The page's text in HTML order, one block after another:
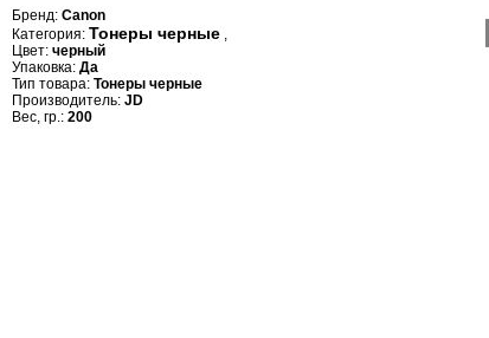
Бренд: Canon
Категория: Тонеры черные ,
Цвет: черный
Упаковка: Да
Тип товара: Тонеры черные
Производитель: JD
Вес, гр.: 200